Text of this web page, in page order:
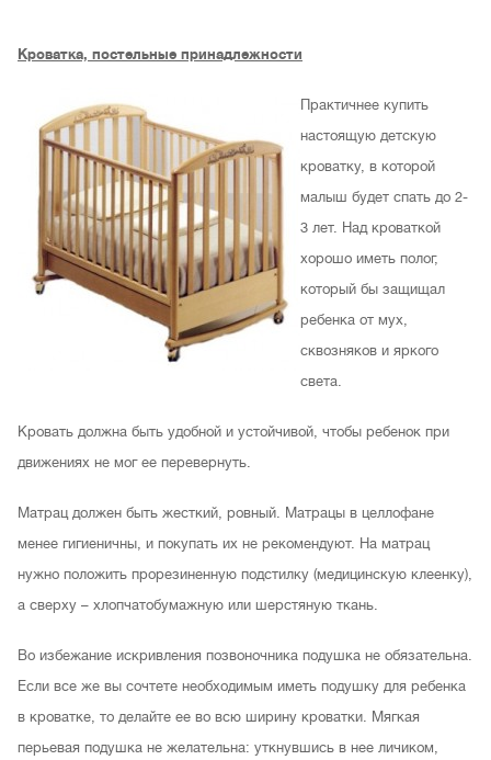
Кроватка, постельные принадлежности
Практичнее купить
настоящую детскую
кроватку, в которой
малыш будет спать до 2-
3 лет. Над кроваткой
хорошо иметь полог,
который бы защищал
ребенка от мух,
сквозняков и яркого
света.
Кровать должна быть удобной и устойчивой, чтобы ребенок при
движениях не мог ее перевернуть.
Матрац должен быть жесткий, ровный. Матрацы в целлофане
менее гигиеничны, и покупать их не рекомендуют. На матрац
нужно положить прорезиненную подстилку (медицинскую клеенку),
а сверху – хлопчатобумажную или шерстяную ткань.
Во избежание искривления позвоночника подушка не обязательна.
Если все же вы сочтете необходимым иметь подушку для ребенка
в кроватке, то делайте ее во всю ширину кроватки. Мягкая
перьевая подушка не желательна: уткнувшись в нее личиком,